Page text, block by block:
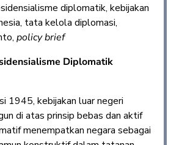
diplomatik, kebijakan
tata kelola diplomasi,
policy brief
Diplomatik
1945, kebijakan luar negeri
di atas prinsip bebas dan aktif
menempatkan negara sebagai